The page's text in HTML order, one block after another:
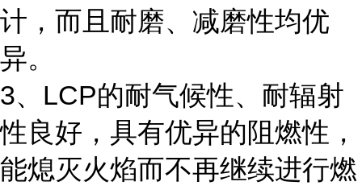
计，而且耐磨、减磨性均优
异。
3、LCP的耐气候性、耐辐射
性良好，具有优异的阻燃性，
能熄灭火焰而不再继续进行燃